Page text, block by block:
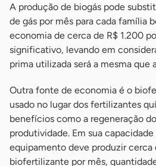
A produção de biogás pode
de gás por mês para cada família
economia de cerca de R$ 1.200
significativo, levando em
prima utilizada será a mesma que
Outra fonte de economia é o
usado no lugar dos fertilizantes
benefícios como a regeneração
produtividade. Em sua
equipamento deve produzir cerca
biofertilizante por mês,